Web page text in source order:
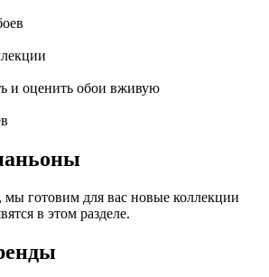
и оценить обои вживую
готовим для вас новые коллекции
в этом разделе.